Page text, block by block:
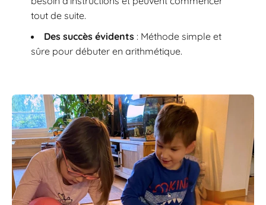
tout de suite.
Des succès évidents : Méthode simple et
sûre pour débuter en arithmétique.